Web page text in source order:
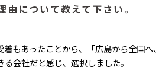
由について教えて下さい。
もあったことから、「広島から全国へ、
会社だと感じ、選択しました。